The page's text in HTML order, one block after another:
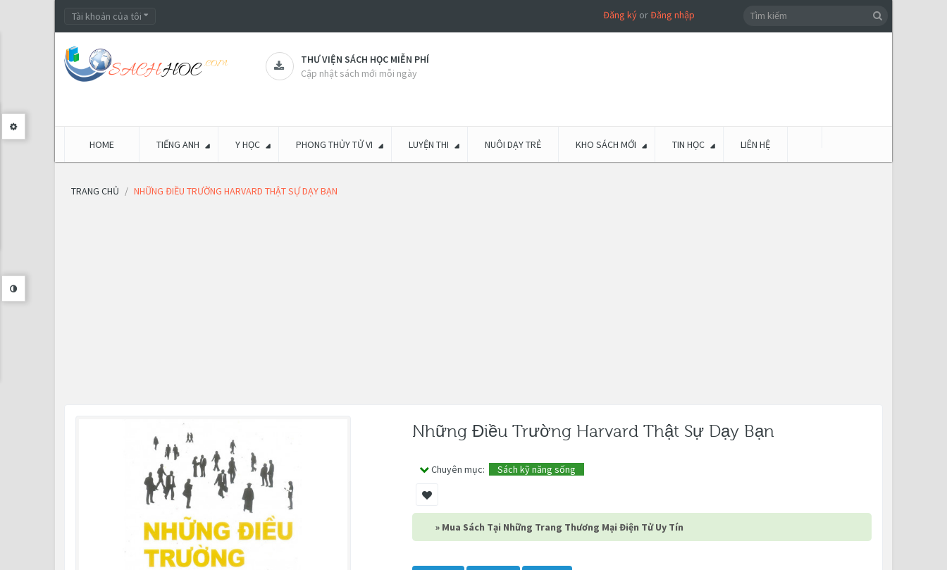
Tài khoản của tôi Đăng kýorĐăng nhập
THƯ VIỆN SÁCH HỌC MIỄN PHÍ
Cập nhật sách mới mỗi ngày
HOME TIẾNG ANH Y HỌC PHONG THỦY TỬ VI LUYỆN THI NUÔI DẠY TRẺ KHO SÁCH MỚI TIN HỌC LIÊN HỆ
TRANG CHỦ NHỮNG ĐIỀU TRƯỜNG HARVARD THẬT SỰ DẠY BẠN
Những Điều Trường Harvard Thật Sự Dạy Bạn
Chuyên mục: Sách kỹ năng sống
» Mua Sách Tại Những Trang Thương Mại Điện Tử Uy Tín